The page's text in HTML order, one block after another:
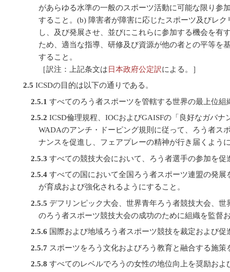
があらゆる水準の一般のスポーツ活動に可能な限り参
すること。(b) 障害者が障害に応じたスポーツ及びレ
し、及び発展させ、並びにこれらに参加する機会を有
ため、適当な指導、研修及び資源が他の者との平等を
すること。
［訳注：上記条文は 日本政府公定訳による。］
2.5 ICSDの目的は以下の通りである。
2.5.1 すべてのろう者スポーツを管轄する世界の最上位組
2.5.2 ICSD倫理規程、IOCおよびGAISFの「良好なガバナ
WADAのアンチ・ドーピング規則に従って、ろう者ス
ナンスを促進し、フェアプレーの精神が行き届くよう
2.5.3 すべての競技大会において、ろう者選手の参加を促
2.5.4 すべての国において全国ろう者スポーツ連盟の発
が育成および強化されるようにすること。
2.5.5 デフリンピック大会、世界青年ろう者競技大会、
のろう者スポーツ競技大会の成功のために組織を監督
2.5.6 国際および地域ろう者スポーツ競技を裁定および促
2.5.7 スポーツをろう文化およびろう教育と融合する施
2.5.8 すべてのレベルでろうの女性の地位向上を奨励およ